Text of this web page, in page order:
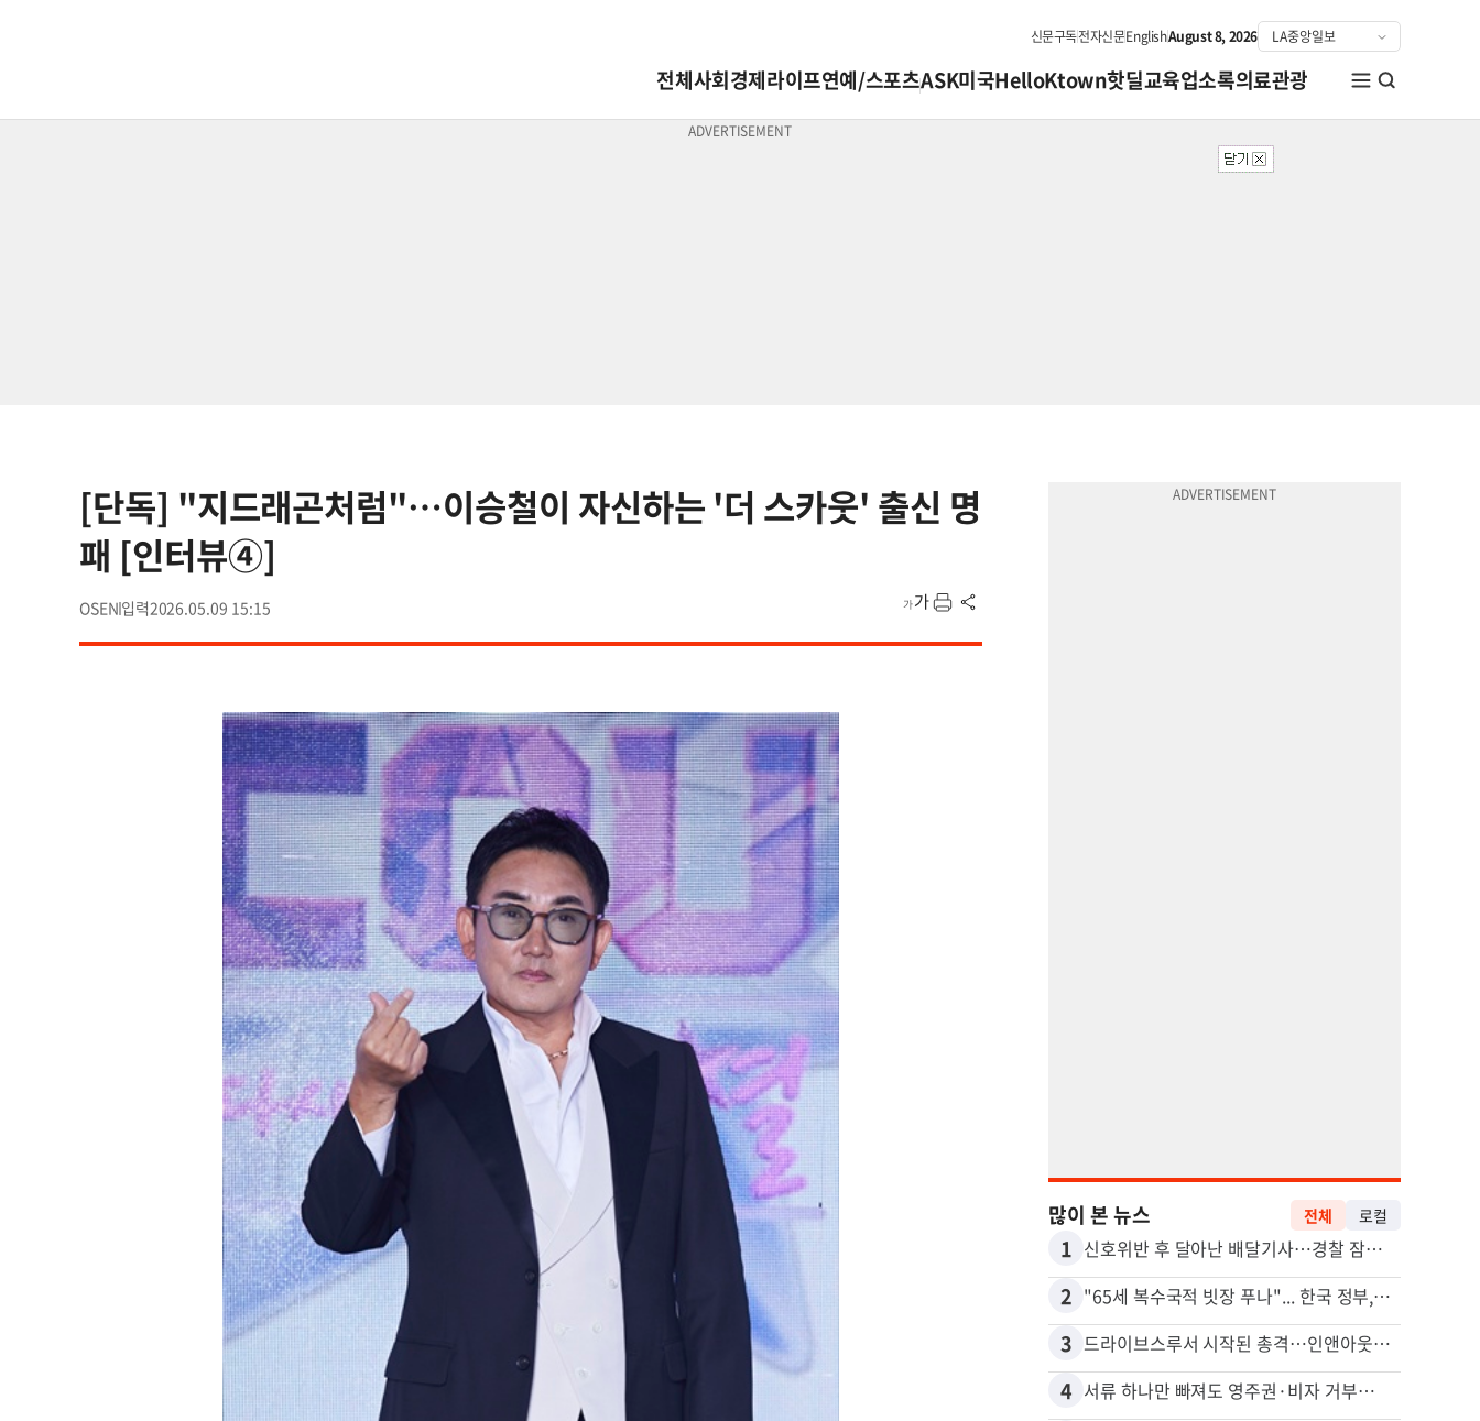
신문구독전자신문EnglishAugust 8, 2026
전체사회경제라이프연예/스포츠ASK미국HelloKtown핫딜교육업소록의료관광
[단독] "지드래곤처럼"…이승철이 자신하는 '더 스카웃' 출신 명
패 [인터뷰④]
OSEN 2026.05.09 15:15
많이 본 뉴스 전체 로컬
1 신호위반 후 달아난 배달기사…경찰 잠복해 잡고보니 ‘반전’
2 "65세 복수국적 빗장 푸나"... 한국 정부, 연령 완화 전면 추진
3 드라이브스루서 시작된 총격…인앤아웃 참사 영상 공개
4 서류 하나만 빠져도 영주권·비자 거부…심사관 재량권 대폭 확대